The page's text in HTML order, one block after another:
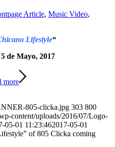
Article, Music Video,
Lifestyle“
5 de Mayo, 2017
more
805-clicka.jpg 303 800
content/uploads/2016/07/Logo-
05-01 11:23:462017-05-01
of 805 Clicka coming